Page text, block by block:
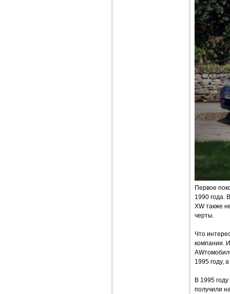
Первое
1990 года.
XW также
черты.
Что
компании.
1995 году,
В 1995
получили